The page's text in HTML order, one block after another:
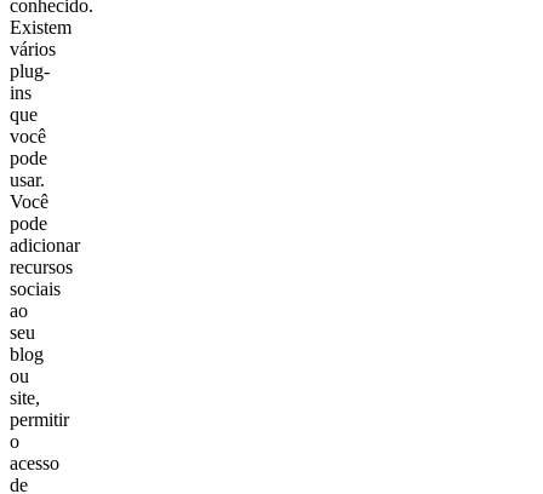
conhecido.
Existem
vários
plug-
ins
que
você
pode
usar.
Você
pode
adicionar
recursos
sociais
ao
seu
blog
ou
site,
permitir
o
acesso
de